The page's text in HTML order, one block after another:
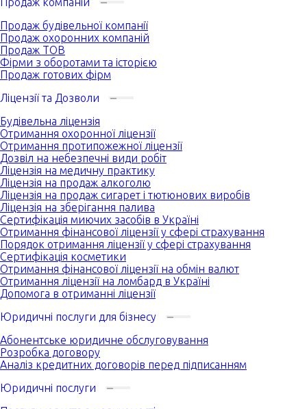
Продаж будівельної компанії
Продаж охоронних компаній
Продаж ТОВ
Фірми з оборотами та історією
Продаж готових фірм
Ліцензії та Дозволи
Будівельна ліцензія
Отримання охоронної ліцензії
Отримання протипожежної ліцензії
Дозвіл на небезпечні види робіт
Ліцензія на медичну практику
Ліцензія на продаж алкоголю
Ліцензія на продаж сигарет і тютюнових виробів
Ліцензія на зберігання палива
Сертифікація миючих засобів в Україні
Отримання фінансової ліцензії у сфері страхування
Порядок отримання ліцензії у сфері страхування
Сертифікація косметики
Отримання фінансової ліцензії на обмін валют
Отримання ліцензії на ломбард в Україні
Допомога в отриманні ліцензії
Юридичні послуги для бізнесу
Абонентське юридичне обслуговування
Розробка договору
Аналіз кредитних договорів перед підписанням
Юридичні послуги